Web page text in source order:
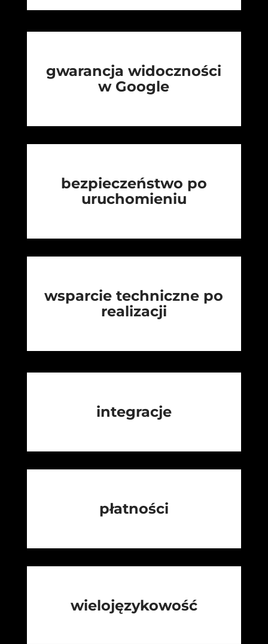
gwarancja widoczności
w Google
bezpieczeństwo po
uruchomieniu
wsparcie techniczne po
realizacji
integracje
płatności
wielojęzykowość